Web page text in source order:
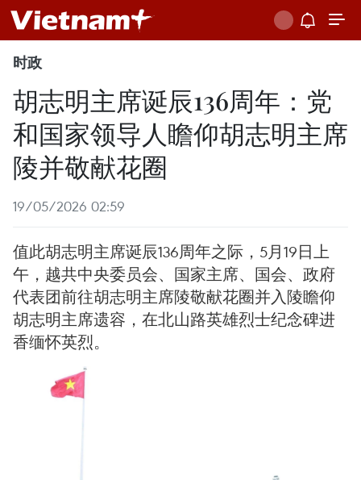
时政
胡志明主席诞辰136周年：党
和国家领导人瞻仰胡志明主席
陵并敬献花圈
19/05/2026 02:59
值此胡志明主席诞辰136周年之际，5月19日上
午，越共中央委员会、国家主席、国会、政府
代表团前往胡志明主席陵敬献花圈并入陵瞻仰
胡志明主席遗容，在北山路英雄烈士纪念碑进
香缅怀英烈。